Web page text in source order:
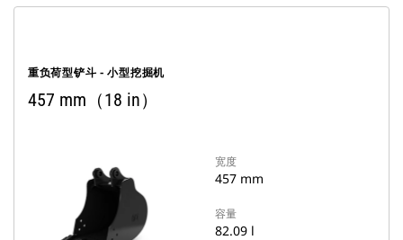
重负荷型铲斗 - 小型挖掘机
457 mm（18 in）
宽度
457 mm
容量
82.09 l